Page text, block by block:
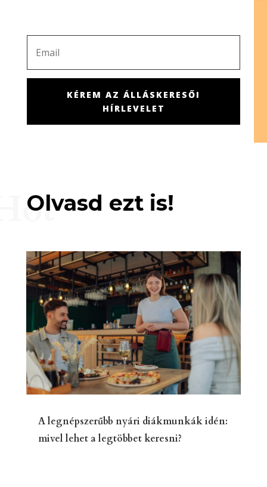
KÉREM AZ ÁLLÁSKERESŐI
HÍRLEVELET
Olvasd ezt is!
A legnépszerűbb nyári diákmunkák idén:
mivel lehet a legtöbbet keresni?